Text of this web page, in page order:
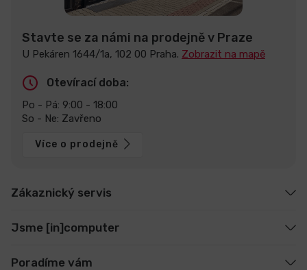
Stavte se za námi na prodejně v Praze
U Pekáren 1644/1a, 102 00 Praha. Zobrazit na mapě
Otevírací doba:
Po - Pá: 9:00 - 18:00
So - Ne: Zavřeno
Více o prodejně
Zákaznický servis
Jsme [in]computer
Poradíme vám